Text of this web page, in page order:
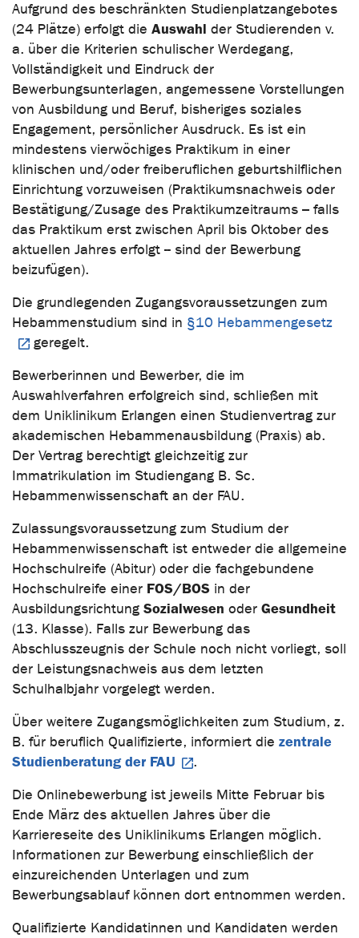
Aufgrund des beschränkten Studienplatzangebotes
(24 Plätze) erfolgt die Auswahl der Studierenden v.
a. über die Kriterien schulischer Werdegang,
Vollständigkeit und Eindruck der
Bewerbungsunterlagen, angemessene Vorstellungen
von Ausbildung und Beruf, bisheriges soziales
Engagement, persönlicher Ausdruck. Es ist ein
mindestens vierwöchiges Praktikum in einer
klinischen und/oder freiberuflichen geburtshilflichen
Einrichtung vorzuweisen (Praktikumsnachweis oder
Bestätigung/Zusage des Praktikumzeitraums – falls
das Praktikum erst zwischen April bis Oktober des
aktuellen Jahres erfolgt -- sind der Bewerbung
beizufügen).
Die grundlegenden Zugangsvoraussetzungen zum
Hebammenstudium sind in §10 Hebammengesetz
geregelt.
Bewerberinnen und Bewerber, die im
Auswahlverfahren erfolgreich sind, schließen mit
dem Uniklinikum Erlangen einen Studienvertrag zur
akademischen Hebammenausbildung (Praxis) ab.
Der Vertrag berechtigt gleichzeitig zur
Immatrikulation im Studiengang B. Sc.
Hebammenwissenschaft an der FAU.
Zulassungsvoraussetzung zum Studium der
Hebammenwissenschaft ist entweder die allgemeine
Hochschulreife (Abitur) oder die fachgebundene
Hochschulreife einer FOS/BOS in der
Ausbildungsrichtung Sozialwesen oder Gesundheit
(13. Klasse). Falls zur Bewerbung das
Abschlusszeugnis der Schule noch nicht vorliegt, soll
der Leistungsnachweis aus dem letzten
Schulhalbjahr vorgelegt werden.
Über weitere Zugangsmöglichkeiten zum Studium, z.
B. für beruflich Qualifizierte, informiert die zentrale
Studienberatung der FAU
.
Die Onlinebewerbung ist jeweils Mitte Februar bis
Ende März des aktuellen Jahres über die
Karriereseite des Uniklinikums Erlangen möglich.
Informationen zur Bewerbung einschließlich der
einzureichenden Unterlagen und zum
Bewerbungsablauf können dort entnommen werden.
Qualifizierte Kandidatinnen und Kandidaten werden